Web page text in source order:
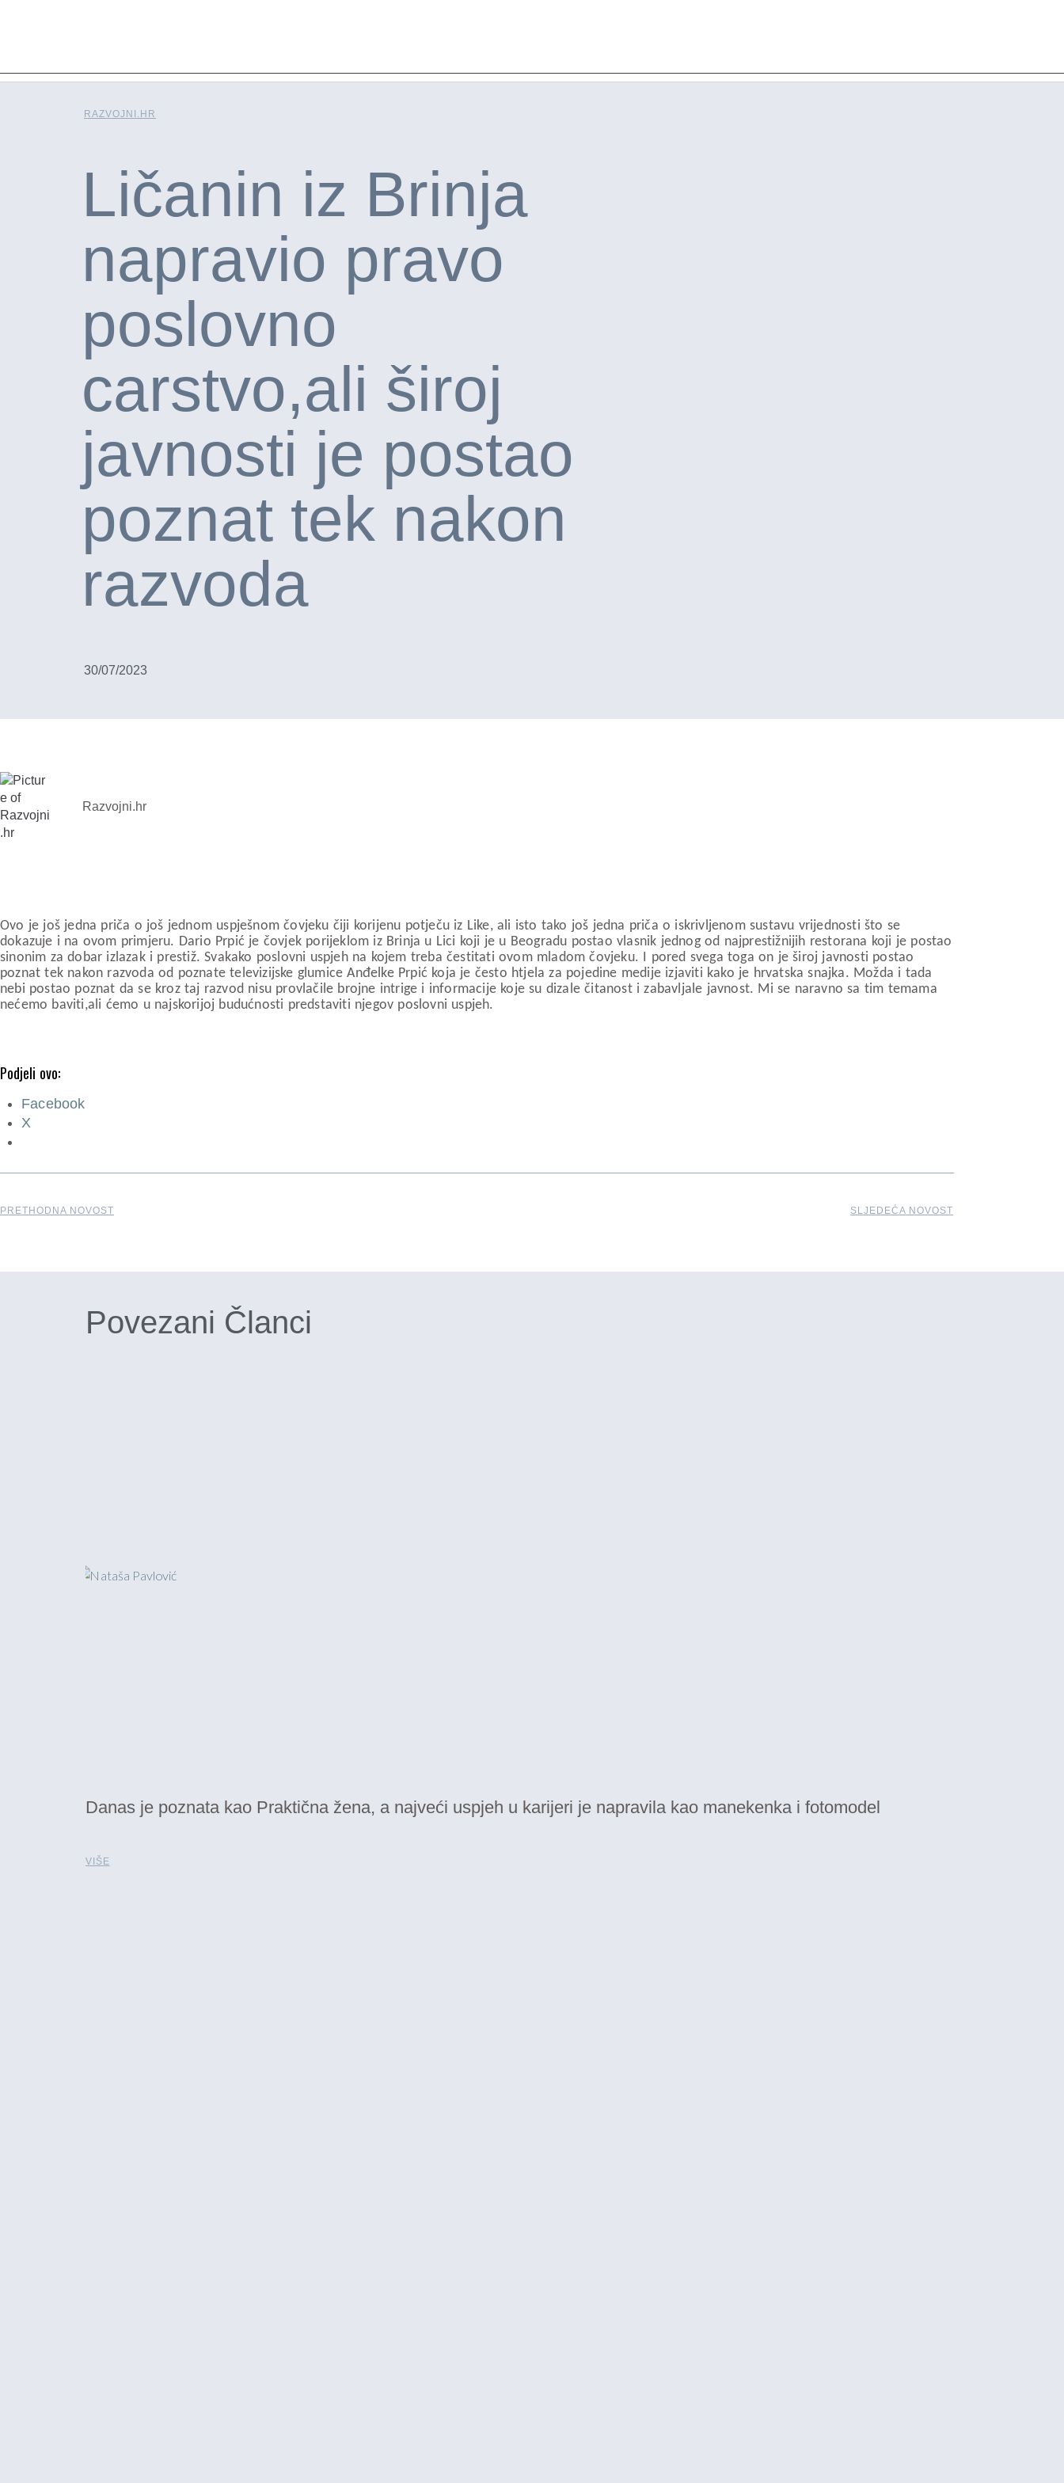
RAZVOJNI.HR
Ličanin iz Brinja
napravio pravo
poslovno
carstvo,ali široj
javnosti je postao
poznat tek nakon
razvoda
30/07/2023
Razvojni.hr
Ovo je još jedna priča o još jednom uspješnom čovjeku čiji korijenu potječu iz Like, ali isto tako još jedna priča o iskrivljenom sustavu vrijednosti što se
dokazuje i na ovom primjeru. Dario Prpić je čovjek porijeklom iz Brinja u Lici koji je u Beogradu postao vlasnik jednog od najprestižnijih restorana koji je postao
sinonim za dobar izlazak i prestiž. Svakako poslovni uspjeh na kojem treba čestitati ovom mladom čovjeku. I pored svega toga on je široj javnosti postao
poznat tek nakon razvoda od poznate televizijske glumice Anđelke Prpić koja je često htjela za pojedine medije izjaviti kako je hrvatska snajka. Možda i tada
nebi postao poznat da se kroz taj razvod nisu provlačile brojne intrige i informacije koje su dizale čitanost i zabavljale javnost. Mi se naravno sa tim temama
nećemo baviti,ali ćemo u najskorijoj budućnosti predstaviti njegov poslovni uspjeh.
Podjeli ovo:
Facebook
X
PRETHODNA NOVOST SLJEDEĆA NOVOST
Povezani Članci
Danas je poznata kao Praktična žena, a najveći uspjeh u karijeri je napravila kao manekenka i fotomodel
VIŠE